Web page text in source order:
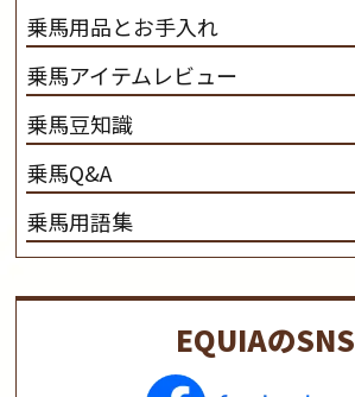
乗馬用品とお手入れ
乗馬アイテムレビュー
乗馬豆知識
乗馬Q&A
乗馬用語集
EQUIAのSNS